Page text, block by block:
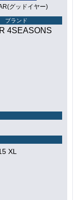
グッドイヤー)
ブランド
4SEASONS
XL